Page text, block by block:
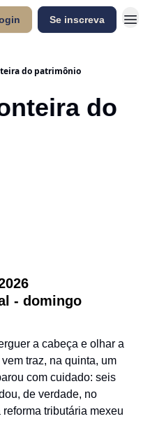
Se inscreva
do patrimônio
do
- domingo
a cabeça e olhar a
traz, na quinta, um
com cuidado: seis
de verdade, no
tributária mexeu